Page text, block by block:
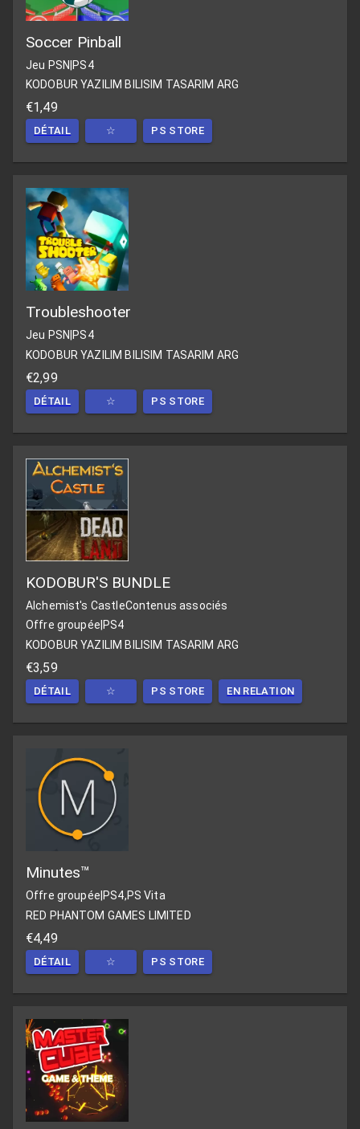
Soccer Pinball
Jeu PSN|PS4
KODOBUR YAZILIM BILISIM TASARIM ARG
€1,49
DÉTAIL ☆ PS STORE
Troubleshooter
Jeu PSN PS4
KODOBUR YAZILIM BILISIM TASARIM ARG
€2,99
DÉTAIL ☆ PS STORE
KODOBUR'S BUNDLE
Alchemist's CastleContenus associés
Offre groupée PS4
KODOBUR YAZILIM BILISIM TASARIM ARG
€3,59
DÉTAIL ☆ PS STORE EN RELATION
Minutes™
Offre groupée PS4,PS Vita
RED PHANTOM GAMES LIMITED
€4,49
DÉTAIL ☆ PS STORE